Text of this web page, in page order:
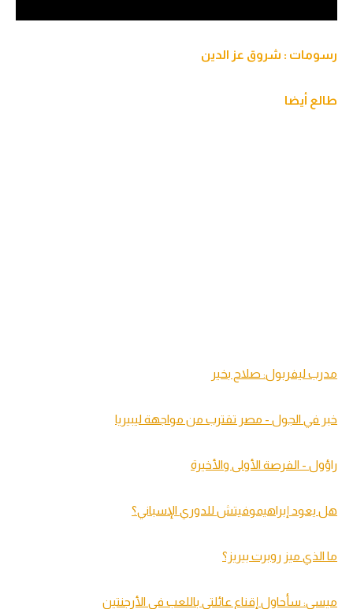
رسومات : شروق عز الدين
طالع أيضا
مدرب ليفربول: صلاح بخير
خبر في الجول - مصر تقترب من مواجهة ليبيريا
راؤول - الفرصة الأولى والأخيرة
هل يعود إبراهيموفيتش للدوري الإسباني؟
ما الذي ميز روبرت بيريز؟
ميسي: سأحاول إقناع عائلتي باللعب في الأرجنتين